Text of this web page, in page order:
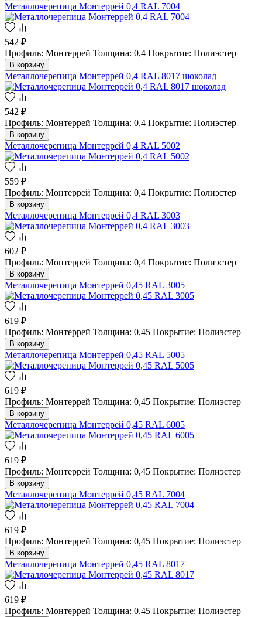
Металлочерепица Монтеррей 0,4 RAL 7004
542 ₽
Профиль: Монтеррей Толщина: 0,4 Покрытие: Полиэстер
В корзину
Металлочерепица Монтеррей 0,4 RAL 8017 шоколад
542 ₽
Профиль: Монтеррей Толщина: 0,4 Покрытие: Полиэстер
В корзину
Металлочерепица Монтеррей 0,4 RAL 5002
559 ₽
Профиль: Монтеррей Толщина: 0,4 Покрытие: Полиэстер
В корзину
Металлочерепица Монтеррей 0,4 RAL 3003
602 ₽
Профиль: Монтеррей Толщина: 0,4 Покрытие: Полиэстер
В корзину
Металлочерепица Монтеррей 0,45 RAL 3005
619 ₽
Профиль: Монтеррей Толщина: 0,45 Покрытие: Полиэстер
В корзину
Металлочерепица Монтеррей 0,45 RAL 5005
619 ₽
Профиль: Монтеррей Толщина: 0,45 Покрытие: Полиэстер
В корзину
Металлочерепица Монтеррей 0,45 RAL 6005
619 ₽
Профиль: Монтеррей Толщина: 0,45 Покрытие: Полиэстер
В корзину
Металлочерепица Монтеррей 0,45 RAL 7004
619 ₽
Профиль: Монтеррей Толщина: 0,45 Покрытие: Полиэстер
В корзину
Металлочерепица Монтеррей 0,45 RAL 8017
619 ₽
Профиль: Монтеррей Толщина: 0,45 Покрытие: Полиэстер